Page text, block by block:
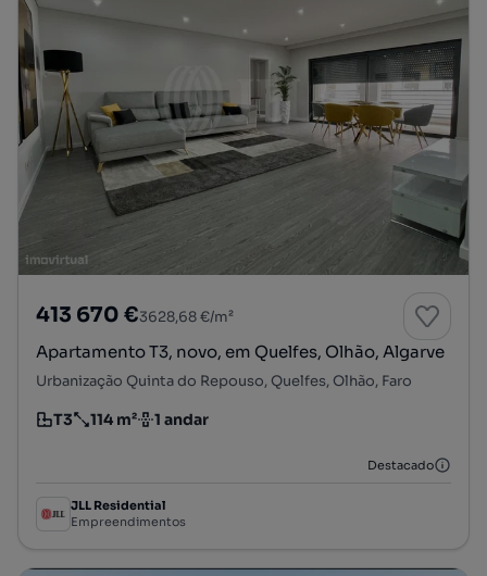
413 670 €3628,68 €/m²
Apartamento T3, novo, em Quelfes, Olhão, Algarve
Urbanização Quinta do Repouso, Quelfes, Olhão, Faro
Tipologia
T3
Preço por metro quadrado
114 m²
Andar 1 andar
Destacado
JLL Residential
Empreendimentos